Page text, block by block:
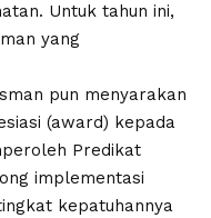
Untuk tahun ini,
yang
pun menyarakan
(award) kepada
Predikat
implementasi
kepatuhannya